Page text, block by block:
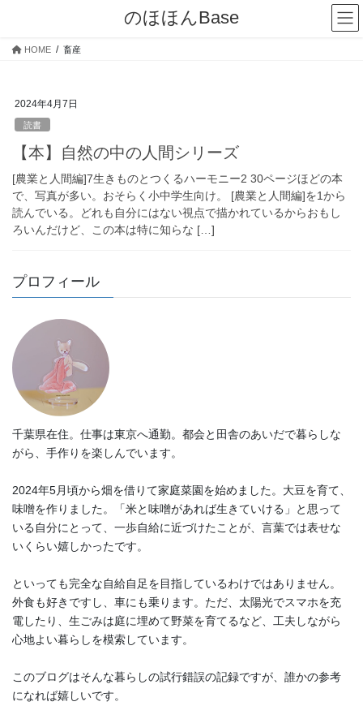
のほほんBase
HOME 畜産
2024年4月7日
読書
【本】自然の中の人間シリーズ
[農業と人間編]7生きものとつくるハーモニー2 30ページほどの本
で、写真が多い。おそらく小中学生向け。 [農業と人間編]を1から
読んでいる。どれも自分にはない視点で描かれているからおもし
ろいんだけど、この本は特に知らな […]
プロフィール
千葉県在住。仕事は東京へ通勤。都会と田舎のあいだで暮らしな
がら、手作りを楽しんでいます。
2024年5月頃から畑を借りて家庭菜園を始めました。大豆を育て、
味噌を作りました。「米と味噌があれば生きていける」と思って
いる自分にとって、一歩自給に近づけたことが、言葉では表せな
いくらい嬉しかったです。
といっても完全な自給自足を目指しているわけではありません。
外食も好きですし、車にも乗ります。ただ、太陽光でスマホを充
電したり、生ごみは庭に埋めて野菜を育てるなど、工夫しながら
心地よい暮らしを模索しています。
このブログはそんな暮らしの試行錯誤の記録ですが、誰かの参考
になれば嬉しいです。